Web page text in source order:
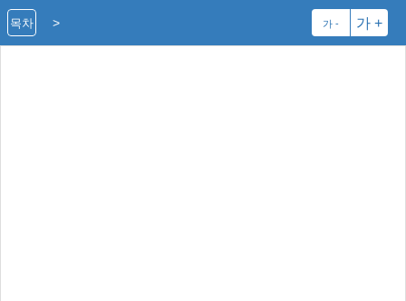
> 가 - 가 +
목차